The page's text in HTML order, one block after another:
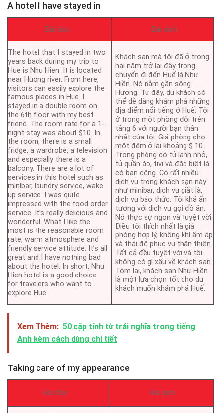
A hotel I have stayed in
Bài đọc Bài dịch
The hotel that I stayed in two
years back during my trip to
Hue is Nhu Hien. It is located
near Huong river. From here,
visitors can easily explore the
famous places in Hue. I
stayed in a double room on
the 6th floor with my best
friend. The room rate for a 1-
night stay was about $10. In
the room, there is a small
fridge, a wardrobe, a television
and especially there is a
balcony. There are a lot of
services in this hotel such as
minibar, laundry service, wake
up service. I was quite
impressed with the food order
service. It’s really delicious and
wonderful. What I like the
most is the reasonable room
rate, warm atmosphere and
friendly service attitude. It’s all
great and I have nothing bad
about the hotel. In short, Nhu
Hien hotel is a good choice
for travelers who want to
explore Hue.
Khách sạn mà tôi đã ở trong
hai năm trở lại đây trong
chuyến đi đến Huế là Như
Hiền. Nó nằm gần sông
Hương. Từ đây, du khách có
thể dễ dàng khám phá những
địa điểm nổi tiếng ở Huế. Tôi
ở trong một phòng đôi trên
tầng 6 với người bạn thân
nhất của tôi. Giá phòng cho
một đêm ở lại khoảng $ 10.
Trong phòng có tủ lạnh nhỏ,
tủ quần áo, tivi và đặc biệt là
có ban công. Có rất nhiều
dịch vụ trong khách sạn này
như minibar, dịch vụ giặt là,
dịch vụ báo thức. Tôi khá ấn
tượng với dịch vụ gọi đồ ăn.
Nó thực sự ngon và tuyệt vời.
Điều tôi thích nhất là giá
phòng hợp lý, không khí ấm áp
và thái độ phục vụ thân thiện.
Tất cả đều tuyệt vời và tôi
không có gì xấu về khách sạn.
Tóm lại, khách sạn Như Hiền
là một lựa chọn tốt cho du
khách muốn khám phá Huế.
Xem Thêm: 50 cặp tính từ trái nghĩa trong tiếng
Anh kèm cách dùng chi tiết
Taking care of my appearance
Bài đọc Bài dịch